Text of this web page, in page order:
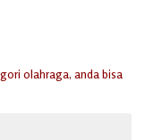
olahraga, anda bisa